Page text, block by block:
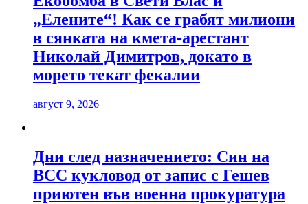
„Елените“! Как се грабят милиони
в сянката на кмета-арестант
Николай Димитров, докато в
морето текат фекалии
август 9, 2026
Дни след назначението: Син на
ВСС кукловод от запис с Гешев
приютен във военна прокуратура